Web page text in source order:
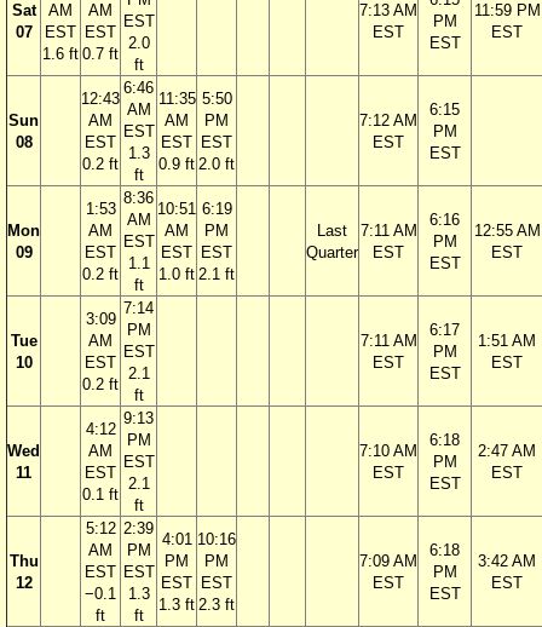
Sat
07
AM
EST
1.6 ft
AM
EST
0.7 ft
EST
2.0
ft
7:13 AM
EST
PM
EST
11:59 PM
EST
Sun
08
12:43
AM
EST
0.2 ft
6:46
AM
EST
1.3
ft
11:35
AM
EST
0.9 ft
5:50
PM
EST
2.0 ft
7:12 AM
EST
6:15
PM
EST
Mon
09
1:53
AM
EST
0.2 ft
8:36
AM
EST
1.1
ft
10:51
AM
EST
1.0 ft
6:19
PM
EST
2.1 ft
Last
Quarter
7:11 AM
EST
6:16
PM
EST
12:55 AM
EST
Tue
10
3:09
AM
EST
0.2 ft
7:14
PM
EST
2.1
ft
7:11 AM
EST
6:17
PM
EST
1:51 AM
EST
Wed
11
4:12
AM
EST
0.1 ft
9:13
PM
EST
2.1
ft
7:10 AM
EST
6:18
PM
EST
2:47 AM
EST
Thu
12
5:12
AM
EST
−0.1
ft
2:39
PM
EST
1.3
ft
4:01
PM
EST
1.3 ft
10:16
PM
EST
2.3 ft
7:09 AM
EST
6:18
PM
EST
3:42 AM
EST